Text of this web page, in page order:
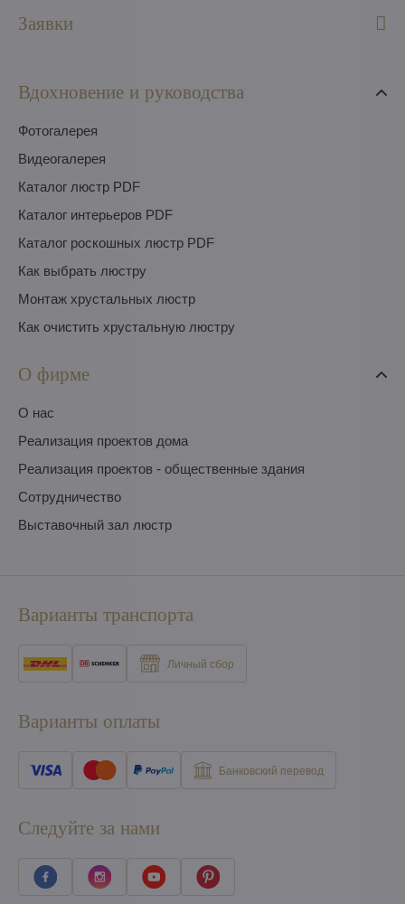
Заявки
Вдохновение и руководства
Фотогалерея
Видеогалерея
Каталог люстр PDF
Каталог интерьеров PDF
Каталог роскошных люстр PDF
Как выбрать люстру
Монтаж хрустальных люстр
Как очистить хрустальную люстру
О фирме
O нас
Pеализация проектов дома
Pеализация проектов - общественные здания
Сотрудничество
Выставочный зал люстр
Варианты транспорта
Личный сбор
Варианты оплаты
Банковский перевод
Следуйте за нами